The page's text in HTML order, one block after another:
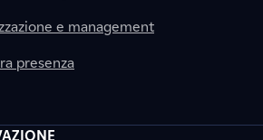
e management
presenza